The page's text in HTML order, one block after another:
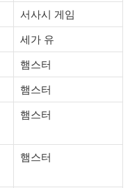
서사시 게임
세가 유
햄스터
햄스터
햄스터
햄스터